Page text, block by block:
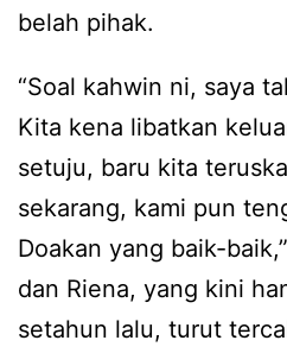
belah pihak.
“Soal kahwin ni, saya
Kita kena libatkan
setuju, baru kita
sekarang, kami pun
Doakan yang baik-
dan Riena, yang kini
setahun lalu, turut